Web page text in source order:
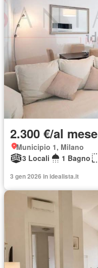
2.300 €/al mese
Municipio 1, Milano
3 Locali
1 Bagno
3 gen 2026 in idealista.it